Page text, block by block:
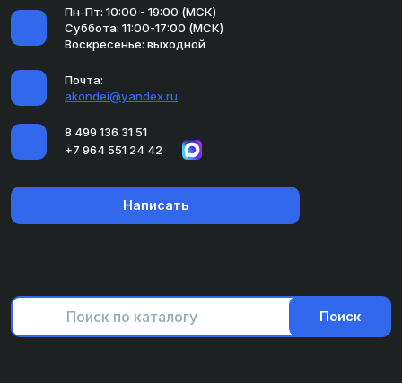
Пн-Пт: 10:00 - 19:00 (МСК)
Суббота: 11:00-17:00 (МСК)
Воскресенье: выходной
Почта:
akondei@yandex.ru
8 499 136 31 51
+7 964 551 24 42
Написать
Поиск